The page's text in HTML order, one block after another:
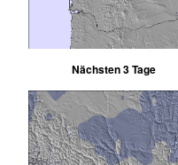
Nächsten 3 Tage